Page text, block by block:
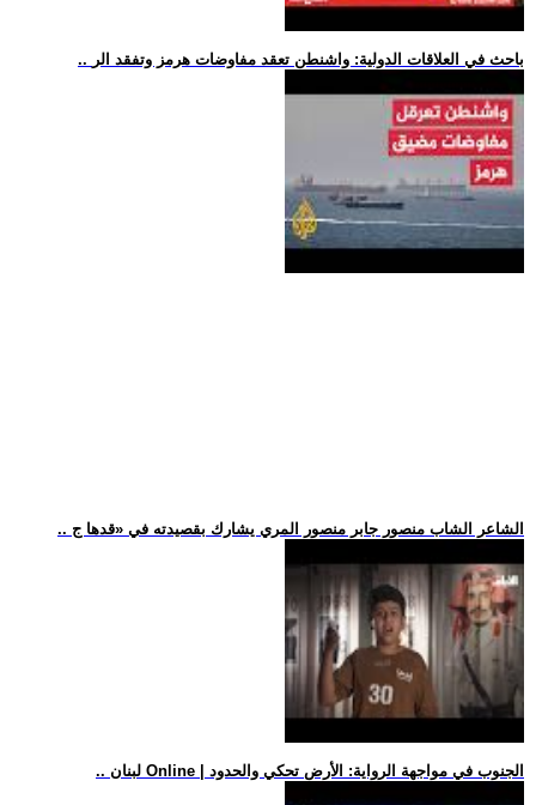
.. باحث في العلاقات الدولية: واشنطن تعقد مفاوضات هرمز وتفقد الر
.. الشاعر الشاب منصور جابر منصور المري يشارك بقصيدته في «قدها ج
.. لبنان Online | الجنوب في مواجهة الرواية: الأرض تحكي والحدود